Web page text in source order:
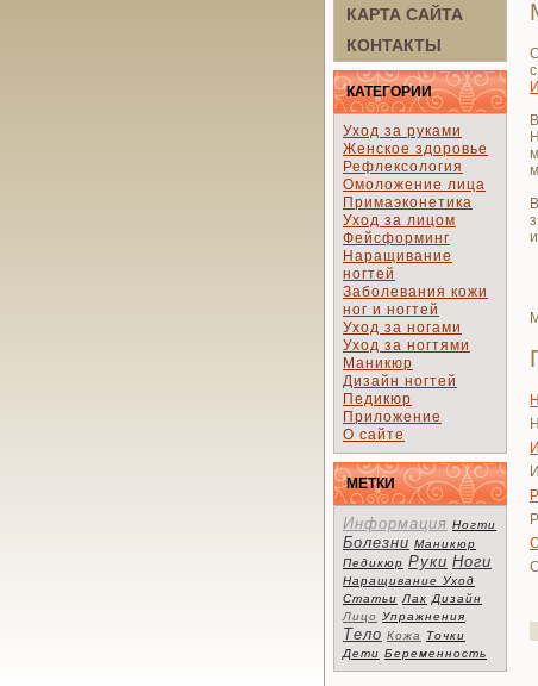
КАРТА САЙТА
КОНТАКТЫ
КАТЕГОРИИ
Уход за руками
Женское здоровье
Рефлексология
Омоложение лица
Примаэконетика
Уход за лицом
Фейсформинг
Наращивание
ногтей
Заболевания кожи
ног и ногтей
Уход за ногами
Уход за ногтями
Маникюр
Дизайн ногтей
Педикюр
Приложение
О сайте
МЕТКИ
Информация Ногти
Болезни Маникюр
Педикюр Руки Ноги
Наращивание Уход
Статьи Лак Дизайн
Лицо Упражнения
Тело Кожа
Точки
Дети Беременность